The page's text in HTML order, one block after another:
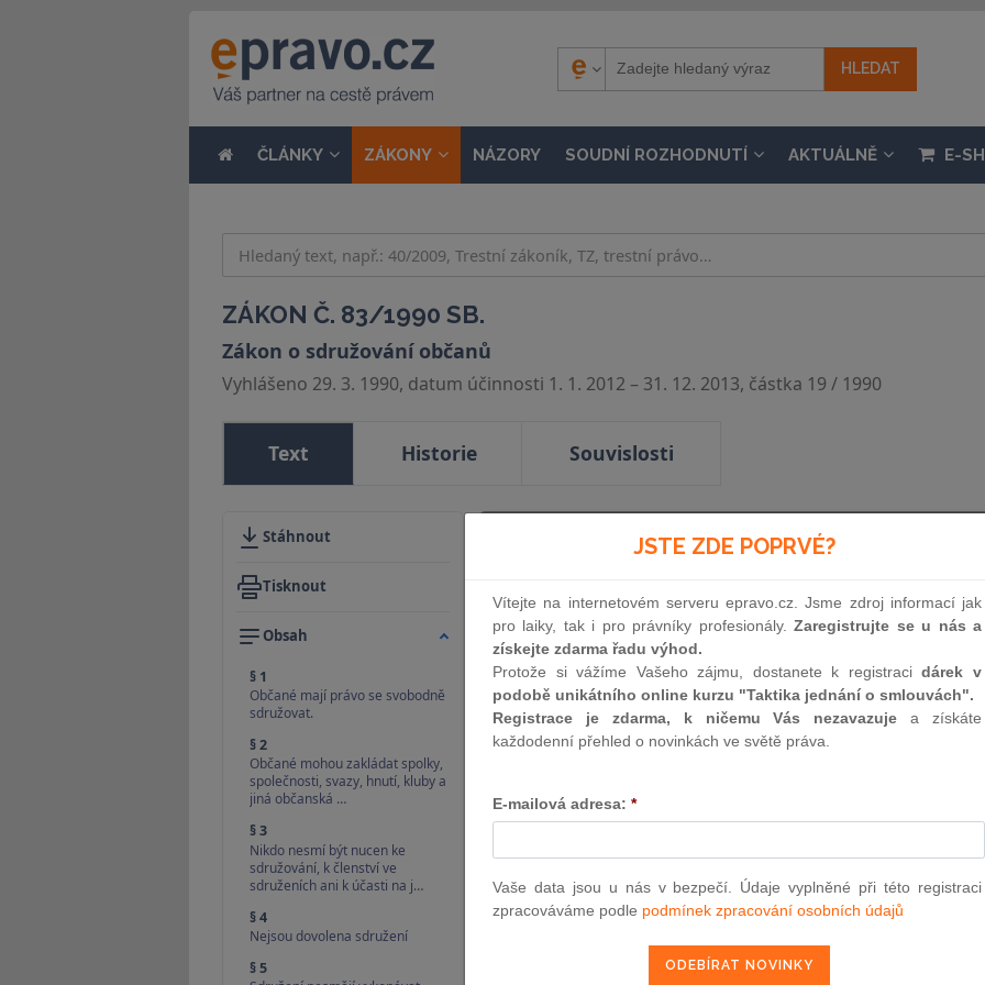
ČLÁNKY ZÁKONY NÁZORY SOUDNÍ ROZHODNUTÍ AKTUÁLNĚ E-
ZÁKON Č. 83/1990 SB.
Zákon o sdružování občanů
Vyhlášeno 29. 3. 1990, datum účinnosti 1. 1. 2012 – 31. 12. 2013, částka 19 / 1990
Text Historie Souvislosti
Stáhnout
Tisknout
Obsah
§ 1
Občané mají právo se svobodně
sdružovat.
§ 2
Občané mohou zakládat spolky,
společnosti, svazy, hnutí, kluby a
jiná občanská …
§ 3
Nikdo nesmí být nucen ke
sdružování, k členství ve
sdruženích ani k účasti na j…
§ 4
Nejsou dovolena sdružení
§ 5
Minulé neúčinné zněníod 1. 1. 2012 - 31. 12. 2013
83
ZÁKON
ze dne 27. března 1990
o sdružování občanů
Federální shromáždění Československé
JSTE ZDE POPRVÉ?
Vítejte na internetovém serveru epravo.cz. Jsme zdroj informací jak
pro laiky, tak i pro právníky profesionály.Zaregistrujte se u nás a
získejte zdarma řadu výhod.
Protože si vážíme Vašeho zájmu, dostanete k registracidárek v
podobě unikátního online kurzu "Taktika jednání o smlouvách".
Registrace je zdarma, k ničemu Vás nezavazuje a získáte
každodenní přehled o novinkách ve světě práva.
E-mailová adresa: *
Vaše data jsou u nás v bezpečí. Údaje vyplněné při této registraci
zpracováváme podle podmínek zpracování osobních údajů